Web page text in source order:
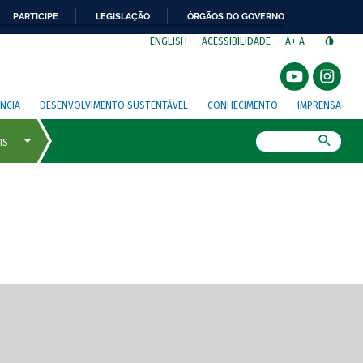
PARTICIPE LEGISLAÇÃO ÓRGÃOS DO GOVERNO
ENGLISH ACESSIBILIDADE A+ A-
DESENVOLVIMENTO SUSTENTÁVEL CONHECIMENTO IMPRENSA
de tela